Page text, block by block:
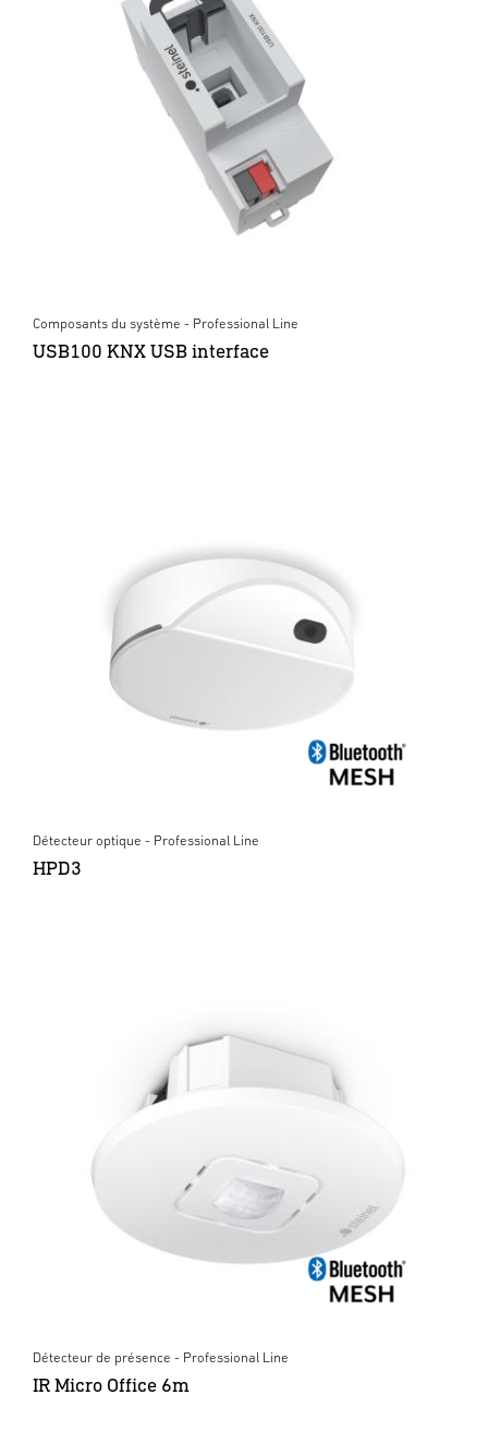
Composants du système - Professional Line
USB100 KNX USB interface
Détecteur optique - Professional Line
HPD3
Détecteur de présence - Professional Line
IR Micro Office 6m